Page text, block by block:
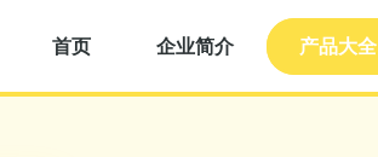
首页 企业简介 产品大全